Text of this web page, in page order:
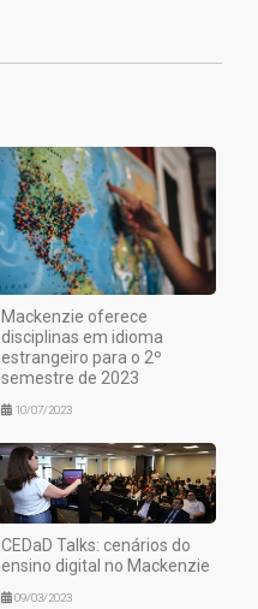
Mackenzie oferece
disciplinas em idioma
estrangeiro para o 2º
semestre de 2023
10/07/2023
CEDaD Talks: cenários do
ensino digital no Mackenzie
09/03/2023